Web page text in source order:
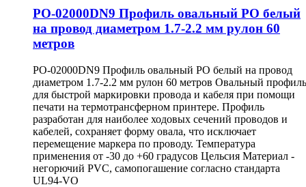
PO-02000DN9 Профиль овальный PO белый
на провод диаметром 1.7-2.2 мм рулон 60
метров
PO-02000DN9 Профиль овальный PO белый на провод
диаметром 1.7-2.2 мм рулон 60 метров Овальный профиль
для быстрой маркировки провода и кабеля при помощи
печати на термотрансферном принтере. Профиль
разработан для наиболее ходовых сечений проводов и
кабелей, сохраняет форму овала, что исключает
перемещение маркера по проводу. Температура
применения от -30 до +60 градусов Цельсия Материал -
негорючий PVC, самопогашение согласно стандарта
UL94-VO